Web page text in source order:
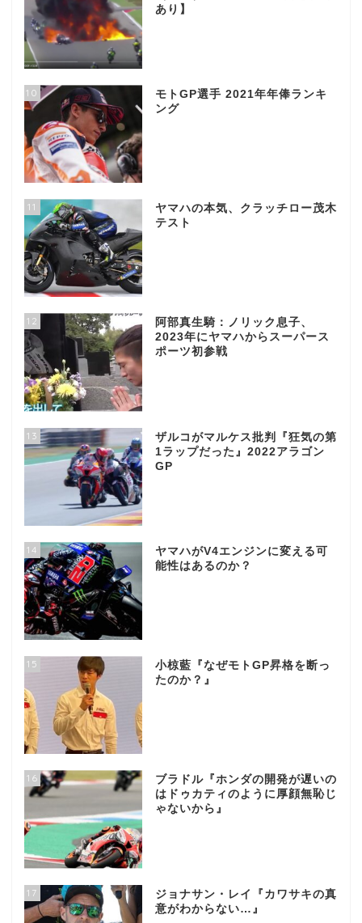
あり】
10
モトGP選手 2021年年俸ランキ
ング
11
ヤマハの本気、クラッチロー茂木
テスト
12
阿部真生騎：ノリック息子、
2023年にヤマハからスーパース
ポーツ初参戦
13
ザルコがマルケス批判『狂気の第
1ラップだった』2022アラゴン
GP
14
ヤマハがV4エンジンに変える可
能性はあるのか？
15
小椋藍『なぜモトGP昇格を断っ
たのか？』
16
ブラドル『ホンダの開発が遅いの
はドゥカティのように厚顔無恥じ
ゃないから』
17
ジョナサン・レイ『カワサキの真
意がわからない…』